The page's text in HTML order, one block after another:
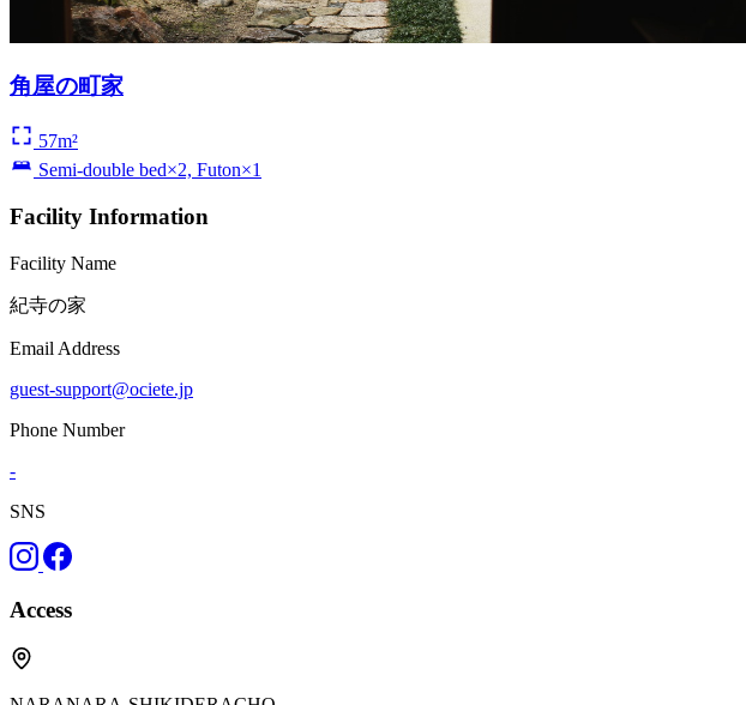
角屋の町家
57m²
Semi-double bed×2, Futon×1
Facility Information
Facility Name
紀寺の家
Email Address
guest-support@ociete.jp
Phone Number
-
SNS
Access